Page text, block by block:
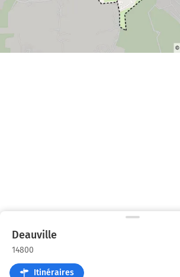
Deauville
14800
Itinéraires